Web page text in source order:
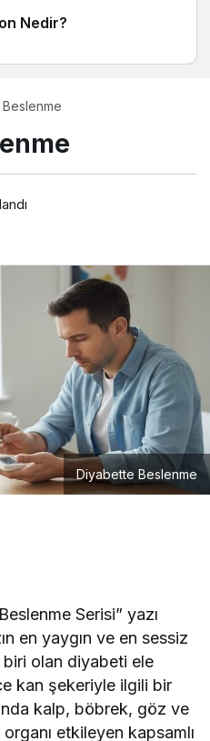
Nedir?
Diyabette Beslenme
Serisi” yazı
en yaygın ve en sessiz
biri olan diyabeti ele
kan şekeriyle ilgili bir
kalp, böbrek, göz ve
etkileyen kapsamlı